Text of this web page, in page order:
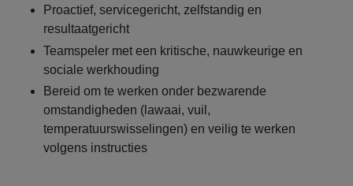
Proactief, servicegericht, zelfstandig en
resultaatgericht
Teamspeler met een kritische, nauwkeurige en
sociale werkhouding
Bereid om te werken onder bezwarende
omstandigheden (lawaai, vuil,
temperatuurswisselingen) en veilig te werken
volgens instructies